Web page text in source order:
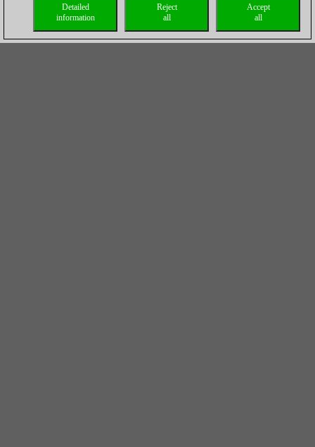
Accept
all
Reject
all
Detailed
information